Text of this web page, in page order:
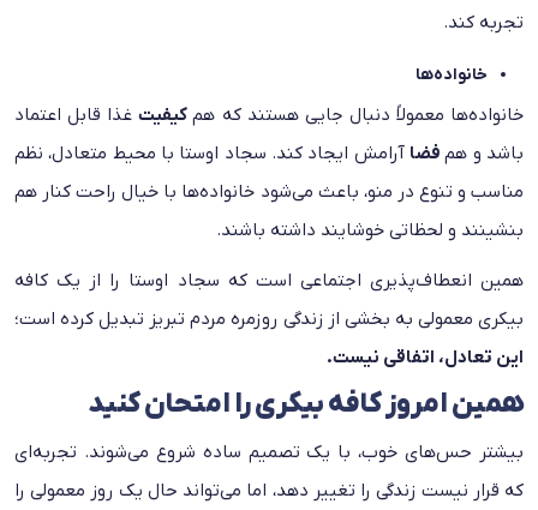
تجربه کند.
خانواده‌ها
خانواده‌ها معمولاً دنبال جایی هستند که همکیفیتغذا قابل اعتماد
باشد و همفضا آرامش ایجاد کند. سجاد اوستا با محیط متعادل، نظم
مناسب و تنوع در منو، باعث می‌شود خانواده‌ها با خیال راحت کنار هم
بنشینند و لحظاتی خوشایند داشته باشند.
همین انعطاف‌پذیری اجتماعی است که سجاد اوستا را از یک کافه
بیکری معمولی به بخشی از زندگی روزمره مردم تبریز تبدیل کرده است؛
این تعادل، اتفاقی نیست.
همین امروز کافه بیکری را امتحان کنید
بیشتر حس‌های خوب، با یک تصمیم ساده شروع می‌شوند. تجربه‌ای
که قرار نیست زندگی را تغییر دهد، اما می‌تواند حال یک روز معمولی را